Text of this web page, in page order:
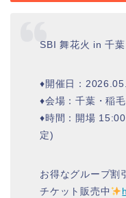
SBI 舞花火 in 千葉
♦︎開催日：
♦︎会場：千葉・稲
♦︎時間：開場
定)
お得なグループ割
チケット販売中